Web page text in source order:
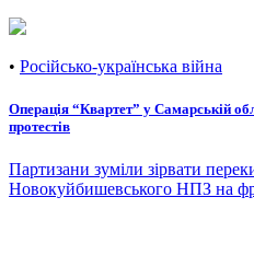
• Російсько-українська війна
Операція “Квартет” у Самарській
протестів
Партизани зуміли зірвати
Новокуйбишевського НПЗ на